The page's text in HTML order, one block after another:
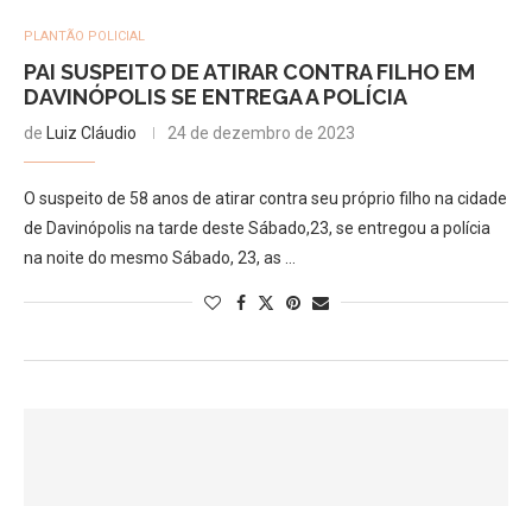
PLANTÃO POLICIAL
PAI SUSPEITO DE ATIRAR CONTRA FILHO EM
DAVINÓPOLIS SE ENTREGA A POLÍCIA
de Luiz Cláudio 24 de dezembro de 2023
O suspeito de 58 anos de atirar contra seu próprio filho na cidade
de Davinópolis na tarde deste Sábado,23, se entregou a polícia
na noite do mesmo Sábado, 23, as …